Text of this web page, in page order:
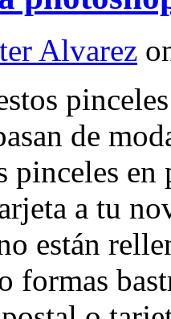
Alvarez
de
pinceles
a tu
están
formas